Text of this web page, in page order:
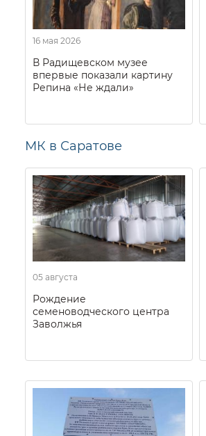
16 мая 2026
В Радищевском музее
впервые показали картину
Репина «Не ждали»
МК в Саратове
05 августа
Рождение
семеноводческого центра
Заволжья